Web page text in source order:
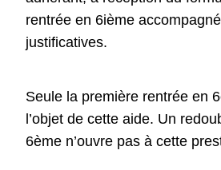
rentrée en 6ième
justificatives.
Seule la première rentrée en
l’objet de cette aide. Un
6ème n’ouvre pas à cette